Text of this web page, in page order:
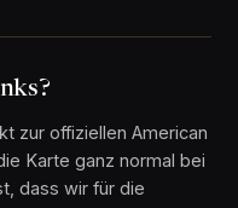
zur offiziellen American
Karte ganz normal bei
dass wir für die